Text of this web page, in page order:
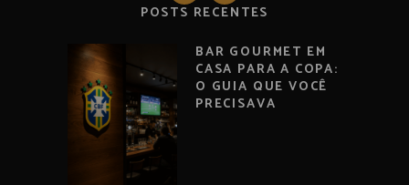
POSTS RECENTES
BAR GOURMET EM
CASA PARA A COPA:
O GUIA QUE VOCÊ
PRECISAVA